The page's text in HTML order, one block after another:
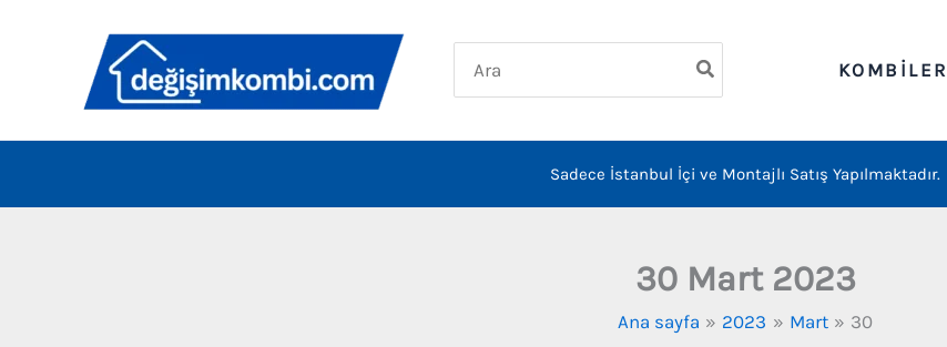
for:
KOMBILER
Sadece İstanbul İçi ve Montajlı Satış Yapılmaktadır.
30 Mart 2023
Ana sayfa 2023 Mart 30